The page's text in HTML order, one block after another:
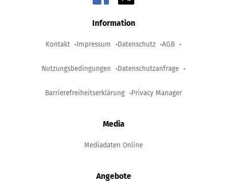
Information
Kontakt Impressum Datenschutz AGB
Nutzungsbedingungen Datenschutzanfrage
Barrierefreiheitserklärung Privacy Manager
Media
Mediadaten Online
Angebote